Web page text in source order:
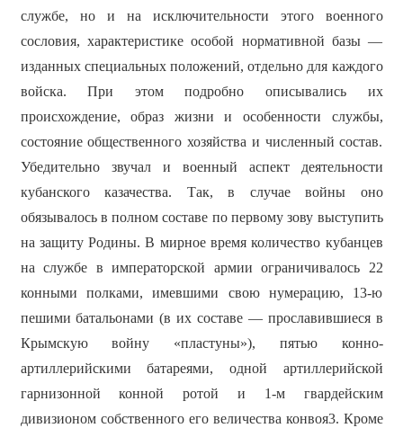
службе, но и на исключительности этого военного
сословия, характеристике особой нормативной базы —
изданных специальных положений, отдельно для каждого
войска. При этом подробно описывались их
происхождение, образ жизни и особенности службы,
состояние общественного хозяйства и численный состав.
Убедительно звучал и военный аспект деятельности
кубанского казачества. Так, в случае войны оно
обязывалось в полном составе по первому зову выступить
на защиту Родины. В мирное время количество кубанцев
на службе в императорской армии ограничивалось 22
конными полками, имевшими свою нумерацию, 13-ю
пешими батальонами (в их составе — прославившиеся в
Крымскую войну «пластуны»), пятью конно-
артиллерийскими батареями, одной артиллерийской
гарнизонной конной ротой и 1-м гвардейским
дивизионом собственного его величества конвоя3. Кроме